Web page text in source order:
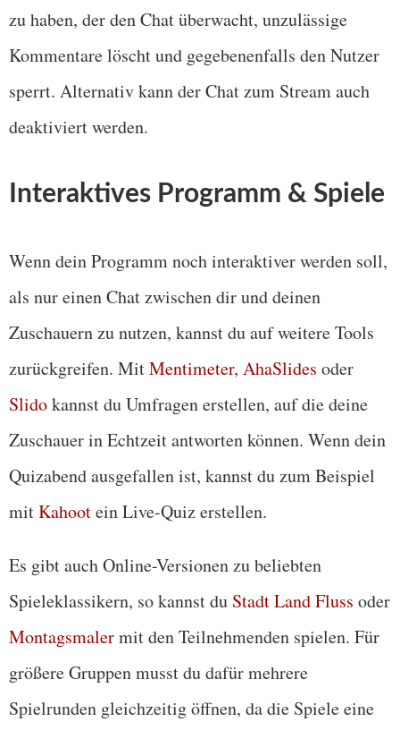
zu haben, der den Chat überwacht, unzulässige
Kommentare löscht und gegebenenfalls den Nutzer
sperrt. Alternativ kann der Chat zum Stream auch
deaktiviert werden.
Interaktives Programm & Spiele
Wenn dein Programm noch interaktiver werden soll,
als nur einen Chat zwischen dir und deinen
Zuschauern zu nutzen, kannst du auf weitere Tools
zurückgreifen. MitMentimeter, AhaSlides oder
Slidokannst du Umfragen erstellen, auf die deine
Zuschauer in Echtzeit antworten können. Wenn dein
Quizabend ausgefallen ist, kannst du zum Beispiel
mitKahootein Live-Quiz erstellen.
Es gibt auch Online-Versionen zu beliebten
Spieleklassikern, so kannst du Stadt Land Fluss oder
Montagsmalermit den Teilnehmenden spielen. Für
größere Gruppen musst du dafür mehrere
Spielrunden gleichzeitig öffnen, da die Spiele eine